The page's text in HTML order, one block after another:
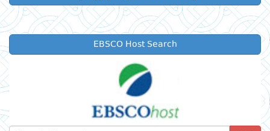
EBSCO Host Search